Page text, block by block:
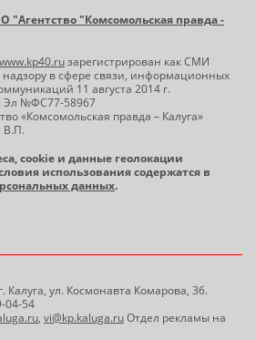
"Агентство "Комсомольская правда -
www.kp40.ruзарегистрирован как СМИ
в сфере связи, информационных
11 августа 2014 г.
Эл №ФС77-58967
«Комсомольская правда – Калуга»
В.П.
cookie и данные геолокации
использования содержатся в
данных.
Калуга, ул. Космонавта Комарова, 36.
04-54
, vi@kp.kaluga.ruОтдел рекламы на